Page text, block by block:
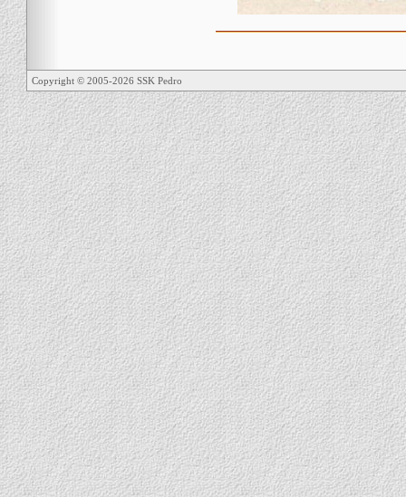
Copyright © 2005-2026 SSK Pedro